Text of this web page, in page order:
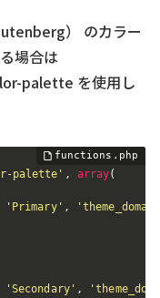
） のカラー
場合は
palette を使用し
palette' , array(
'Primary' ,
'Secondary' ,